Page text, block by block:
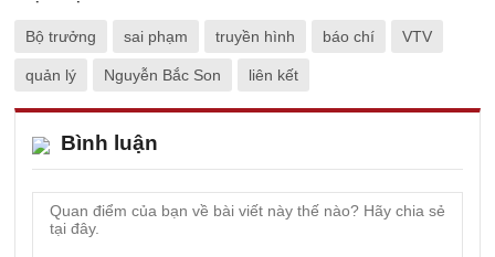
Bộ trưởng sai phạm truyền hình báo chí VTV
quản lý Nguyễn Bắc Son liên kết
Bình luận